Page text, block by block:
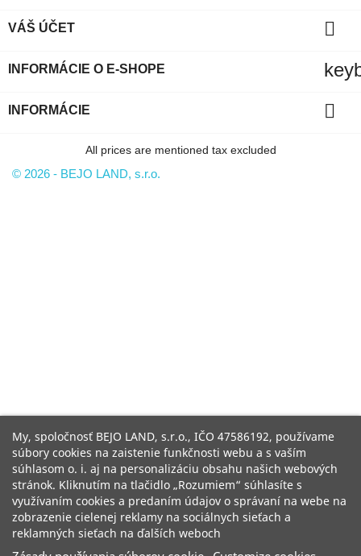
VÁŠ ÚČET 
INFORMÁCIE O E-SHOPE
My, spoločnosť BEJO LAND, s.r.o., IČO 47586192, používame
súbory cookies na zaistenie funkčnosti webu a s vaším
súhlasom o. i. aj na personalizáciu obsahu našich webových
stránok. Kliknutím na tlačidlo „Rozumiem“ súhlasíte s
využívaním cookies a predaním údajov o správaní na webe na
zobrazenie cielenej reklamy na sociálnych sieťach a
reklamných sieťach na ďalších weboch
INFORMÁCIE 
All prices are mentioned tax excluded
© 2026 - BEJO LAND, s.r.o.